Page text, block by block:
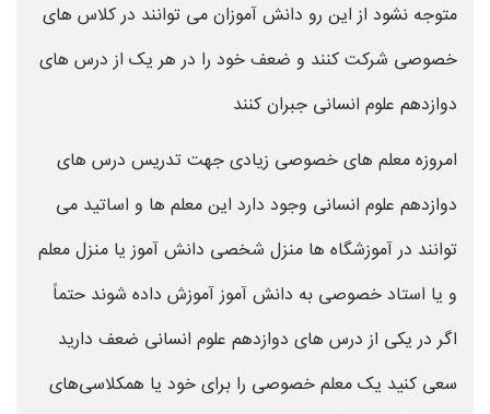
متوجه نشود از این رو دانش آموزان می توانند در کلاس های
خصوصی شرکت کنند و ضعف خود را در هر یک از درس های
دوازدهم علوم انسانی جبران کنند
امروزه معلم های خصوصی زیادی جهت تدریس درس های
دوازدهم علوم انسانی وجود دارد این معلم ها و اساتید می
توانند در آموزشگاه ها منزل شخصی دانش آموز یا منزل معلم
و یا استاد خصوصی به دانش آموز آموزش داده شوند حتماً
اگر در یکی از درس های دوازدهم علوم انسانی ضعف دارید
سعی کنید یک معلم خصوصی را برای خود یا همکلاسی‌های